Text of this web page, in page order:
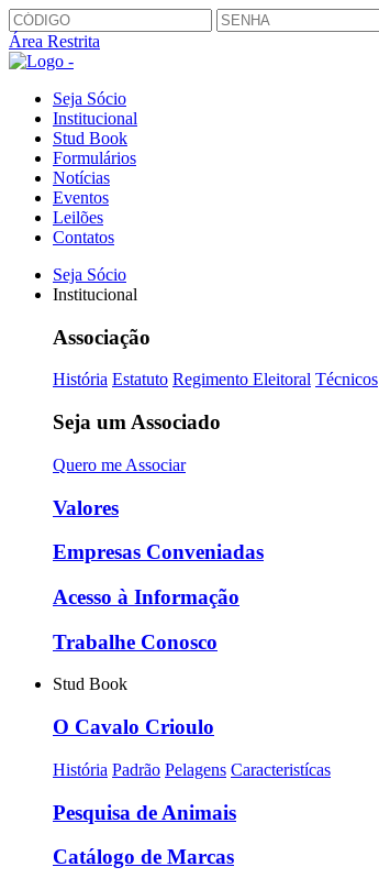
Área Restrita
Seja Sócio
Institucional
Stud Book
Formulários
Notícias
Eventos
Leilões
Contatos
Seja Sócio
Institucional
Associação
História Estatuto Regimento Eleitoral Técnicos
Seja um Associado
Quero me Associar
Valores
Empresas Conveniadas
Acesso à Informação
Trabalhe Conosco
Stud Book
O Cavalo Crioulo
História Padrão Pelagens Caracteristícas
Pesquisa de Animais
Catálogo de Marcas